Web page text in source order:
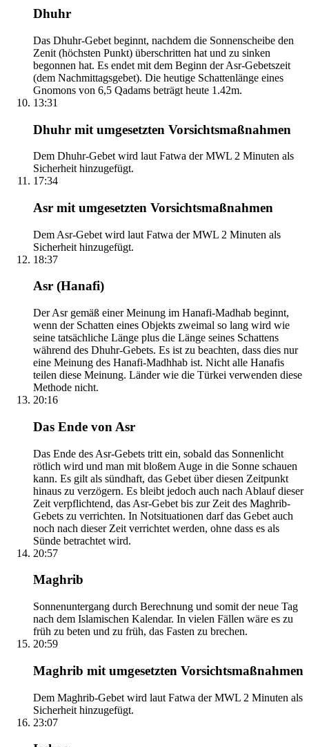
Dhuhr
Das Dhuhr-Gebet beginnt, nachdem die Sonnenscheibe den
Zenit (höchsten Punkt) überschritten hat und zu sinken
begonnen hat. Es endet mit dem Beginn der Asr-Gebetszeit
(dem Nachmittagsgebet). Die heutige Schattenlänge eines
Gnomons von 6,5 Qadams beträgt heute 1.42m.
13:31
Dhuhr mit umgesetzten Vorsichtsmaßnahmen
Dem Dhuhr-Gebet wird laut Fatwa der MWL 2 Minuten als
Sicherheit hinzugefügt.
17:34
Asr mit umgesetzten Vorsichtsmaßnahmen
Dem Asr-Gebet wird laut Fatwa der MWL 2 Minuten als
Sicherheit hinzugefügt.
18:37
Asr (Hanafi)
Der Asr gemäß einer Meinung im Hanafi-Madhab beginnt,
wenn der Schatten eines Objekts zweimal so lang wird wie
seine tatsächliche Länge plus die Länge seines Schattens
während des Dhuhr-Gebets. Es ist zu beachten, dass dies nur
eine Meinung des Hanafi-Madhhab ist. Nicht alle Hanafis
teilen diese Meinung. Länder wie die Türkei verwenden diese
Methode nicht.
20:16
Das Ende von Asr
Das Ende des Asr-Gebets tritt ein, sobald das Sonnenlicht
rötlich wird und man mit bloßem Auge in die Sonne schauen
kann. Es gilt als sündhaft, das Gebet über diesen Zeitpunkt
hinaus zu verzögern. Es bleibt jedoch auch nach Ablauf dieser
Zeit verpflichtend, das Asr-Gebet bis zur Zeit des Maghrib-
Gebets zu verrichten. In Notsituationen darf das Gebet auch
noch nach dieser Zeit verrichtet werden, ohne dass es als
Sünde betrachtet wird.
20:57
Maghrib
Sonnenuntergang durch Berechnung und somit der neue Tag
nach dem Islamischen Kalendar. In vielen Fällen wäre es zu
früh zu beten und zu früh, das Fasten zu brechen.
20:59
Maghrib mit umgesetzten Vorsichtsmaßnahmen
Dem Maghrib-Gebet wird laut Fatwa der MWL 2 Minuten als
Sicherheit hinzugefügt.
23:07